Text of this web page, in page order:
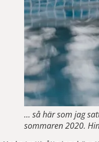
… så här som jag
sommaren 2020.